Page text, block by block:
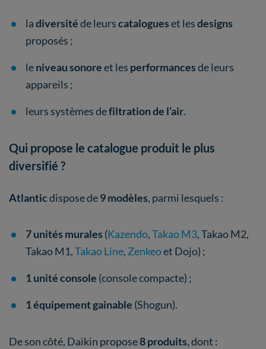
ladiversitéde leurscatalogueset lesdesigns
proposés ;
leniveau sonoreet les performancesde leurs
appareils ;
leurs systèmes defiltration de l’air.
Qui propose le catalogue produit le plus
diversifié ?
Atlanticdispose de9 modèles, parmi lesquels :
7 unités murales (Kazendo,Takao M3, Takao M2,
Takao M1,Takao Line, Zenkeoet Dojo) ;
1 unitéconsole (console compacte) ;
1 équipement gainable (Shogun).
De son côté, Daikin propose8 produits, dont :